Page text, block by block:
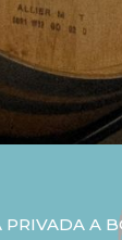
PRIVADA A